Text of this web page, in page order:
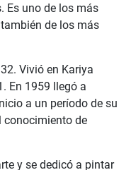
Es uno de los más
de los más
Vivió en Kariya
En 1959 llegó a
a un período de su
conocimiento de
y se dedicó a pintar